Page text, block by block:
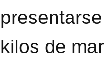
kilos de